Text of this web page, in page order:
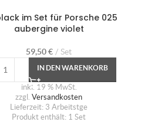
im Set für Porsche 025
aubergine violet
59,50€ Set
IN DEN WARENKORB
inkl. 19 % MwSt.
zzgl.Versandkosten
Lieferzeit: 3 Arbeitstge
Produkt enthält: 1Set